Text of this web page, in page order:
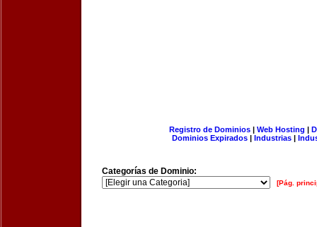
Registro de Dominios| Web Hosting |
Dominios Expirados | Industrias |
Categorías de Dominio:
[Pág.